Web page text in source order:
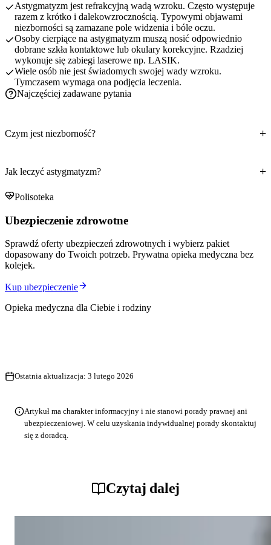
Astygmatyzm jest refrakcyjną wadą wzroku. Często występuje
razem z krótko i dalekowzrocznością. Typowymi objawami
niezborności są zamazane pole widzenia i bóle oczu.
Osoby cierpiące na astygmatyzm muszą nosić odpowiednio
dobrane szkła kontaktowe lub okulary korekcyjne. Rzadziej
wykonuje się zabiegi laserowe np. LASIK.
Wiele osób nie jest świadomych swojej wady wzroku.
Tymczasem wymaga ona podjęcia leczenia.
Najczęściej zadawane pytania
Czym jest niezborność?
Jak leczyć astygmatyzm?
Polisoteka
Ubezpieczenie zdrowotne
Sprawdź oferty ubezpieczeń zdrowotnych i wybierz pakiet
dopasowany do Twoich potrzeb. Prywatna opieka medyczna bez
kolejek.
Kup ubezpieczenie
Opieka medyczna dla Ciebie i rodziny
Ostatnia aktualizacja: 3 lutego 2026
Artykuł ma charakter informacyjny i nie stanowi porady prawnej ani
ubezpieczeniowej. W celu uzyskania indywidualnej porady skontaktuj
się z doradcą.
Czytaj dalej